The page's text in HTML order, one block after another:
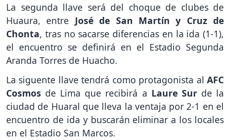
La segunda llave será del choque de clubes de
Huaura, entre José de San Martín y Cruz de
Chonta, tras no sacarse diferencias en la ida (1-1),
el encuentro se definirá en el Estadio Segunda
Aranda Torres de Huacho.
La siguente llave tendrá como protagonista al AFC
Cosmos de Lima que recibirá a Laure Surde la
ciudad de Huaral que lleva la ventaja por 2-1 en el
encuentro de ida y buscarán eliminar a los locales
en el Estadio San Marcos.